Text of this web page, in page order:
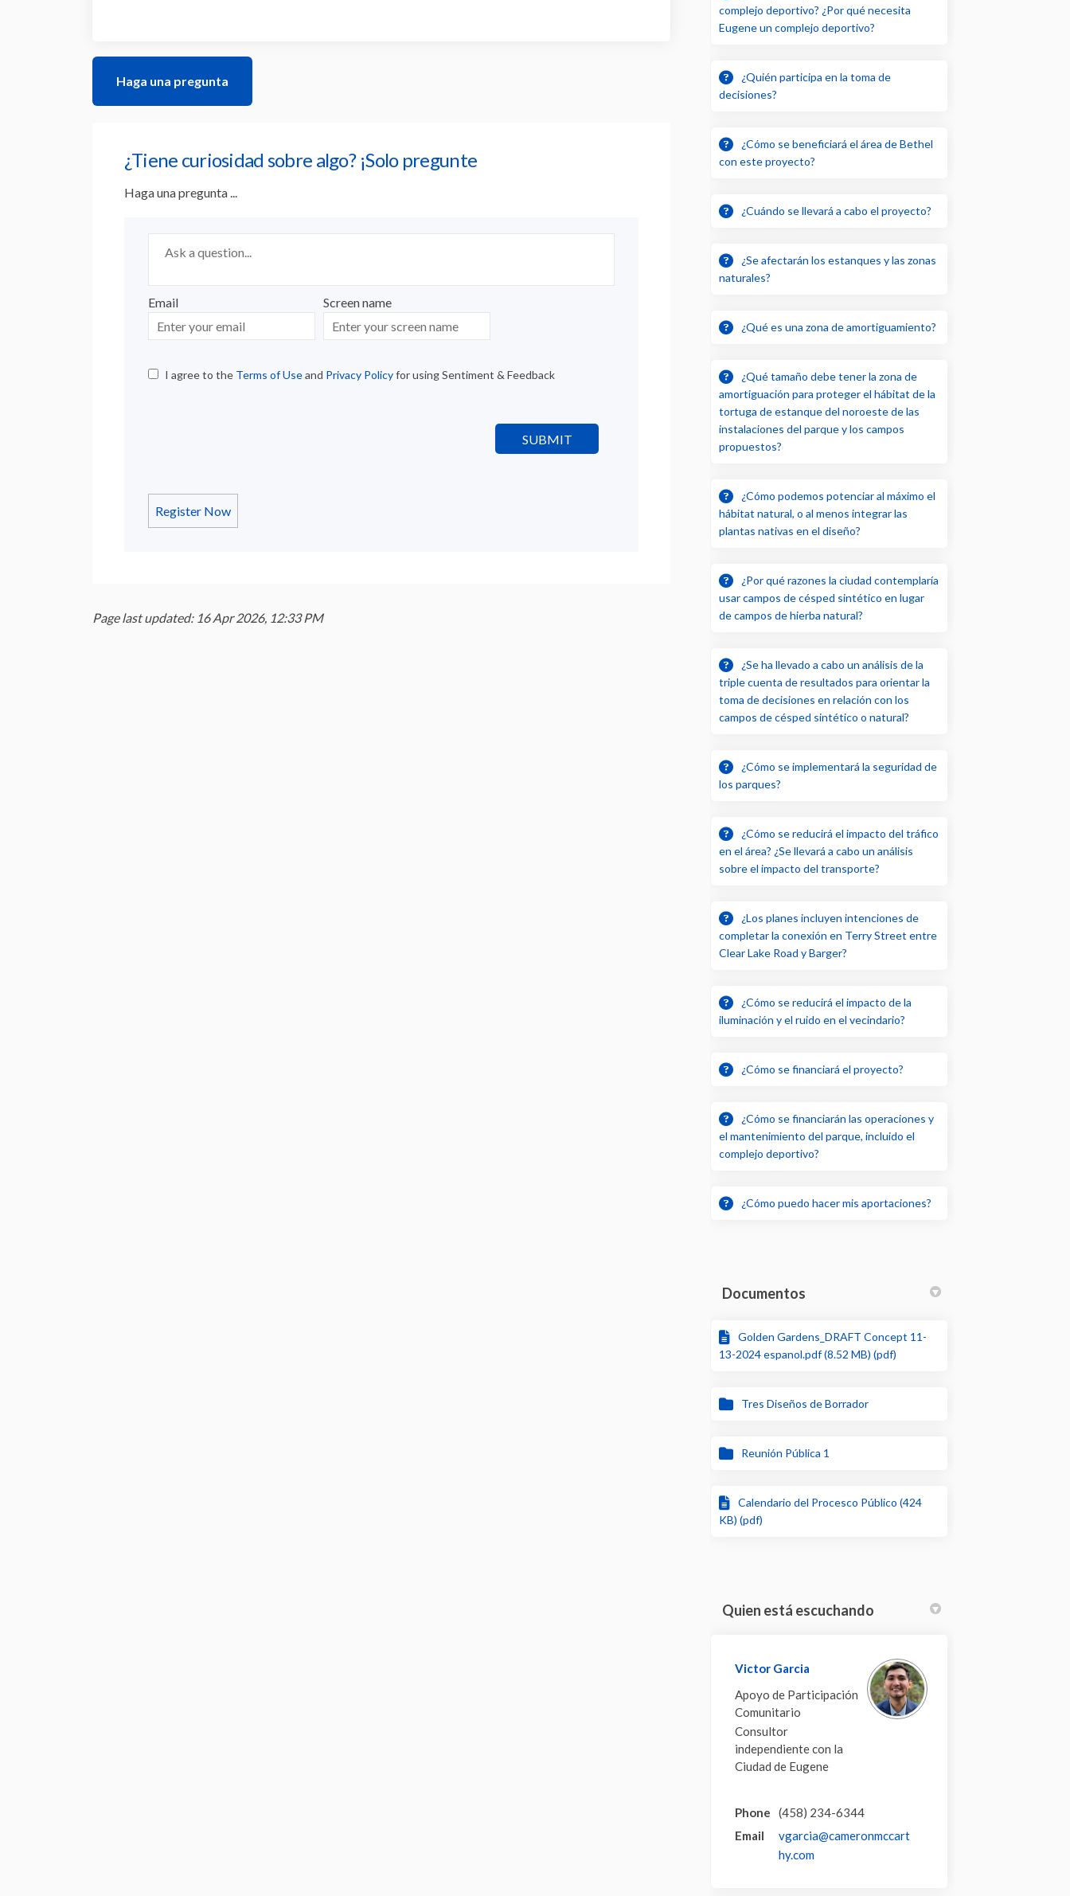
Haga una pregunta
¿Tiene curiosidad sobre algo? ¡Solo pregunte
Haga una pregunta ...
Email
Enter
your
Screen name
Screen name
I agree to the Terms of Useand Privacy Policyfor using Sentiment & Feedback
Register Now
Page last updated: 16 Apr 2026, 12:33 PM
complejo deportivo? ¿Por qué necesita
Eugene un complejo deportivo?
¿Quién participa en la toma de
decisiones?
¿Cómo se beneficiará el área de Bethel
con este proyecto?
¿Cuándo se llevará a cabo el proyecto?
¿Se afectarán los estanques y las zonas
naturales?
¿Qué es una zona de amortiguamiento?
¿Qué tamaño debe tener la zona de
amortiguación para proteger el hábitat de la
tortuga de estanque del noroeste de las
instalaciones del parque y los campos
propuestos?
¿Cómo podemos potenciar al máximo el
hábitat natural, o al menos integrar las
plantas nativas en el diseño?
¿Por qué razones la ciudad contemplaría
usar campos de césped sintético en lugar
de campos de hierba natural?
¿Se ha llevado a cabo un análisis de la
triple cuenta de resultados para orientar la
toma de decisiones en relación con los
campos de césped sintético o natural?
¿Cómo se implementará la seguridad de
los parques?
¿Cómo se reducirá el impacto del tráfico
en el área? ¿Se llevará a cabo un análisis
sobre el impacto del transporte?
¿Los planes incluyen intenciones de
completar la conexión en Terry Street entre
Clear Lake Road y Barger?
¿Cómo se reducirá el impacto de la
iluminación y el ruido en el vecindario?
¿Cómo se financiará el proyecto?
¿Cómo se financiarán las operaciones y
el mantenimiento del parque, incluido el
complejo deportivo?
¿Cómo puedo hacer mis aportaciones?
Documentos
Golden Gardens_DRAFT Concept 11-
13-2024 espanol.pdf (8.52 MB) (pdf)
Tres Diseños de Borrador
Reunión Pública 1
Calendario del Procesco Público (424
KB) (pdf)
Quien está escuchando
Victor Garcia
Apoyo de Participación
Comunitario
Consultor
independiente con la
Ciudad de Eugene
Phone
(458) 234-6344
Email
vgarcia@cameronmccart
hy.com(External link)